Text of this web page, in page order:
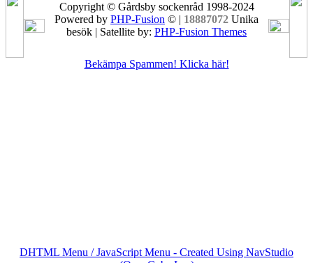
Copyright © Gårdsby sockenråd 1998-2024
Powered by PHP-Fusion © | 18887072 Unika
besök | Satellite by: PHP-Fusion Themes
Bekämpa Spammen! Klicka här!
DHTML Menu / JavaScript Menu - Created Using NavStudio